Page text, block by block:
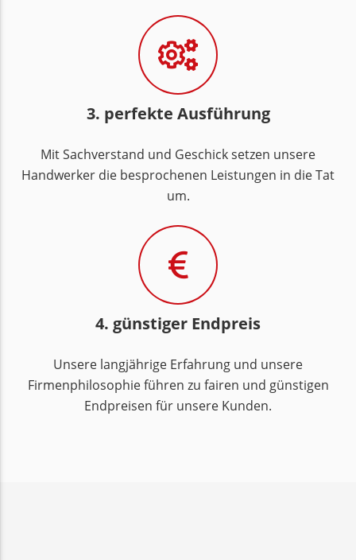
3. perfekte Ausführung
Mit Sachverstand und Geschick setzen unsere
Handwerker die besprochenen Leistungen in die Tat
um.
4. günstiger Endpreis
Unsere langjährige Erfahrung und unsere
Firmenphilosophie führen zu fairen und günstigen
Endpreisen für unsere Kunden.